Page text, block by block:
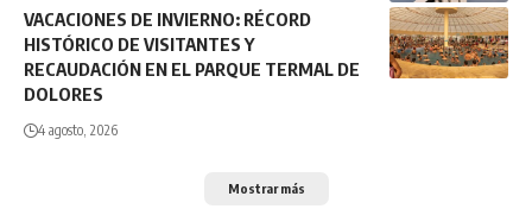
VACACIONES DE INVIERNO: RÉCORD
HISTÓRICO DE VISITANTES Y
RECAUDACIÓN EN EL PARQUE TERMAL DE
DOLORES
4 agosto, 2026
Mostrar más